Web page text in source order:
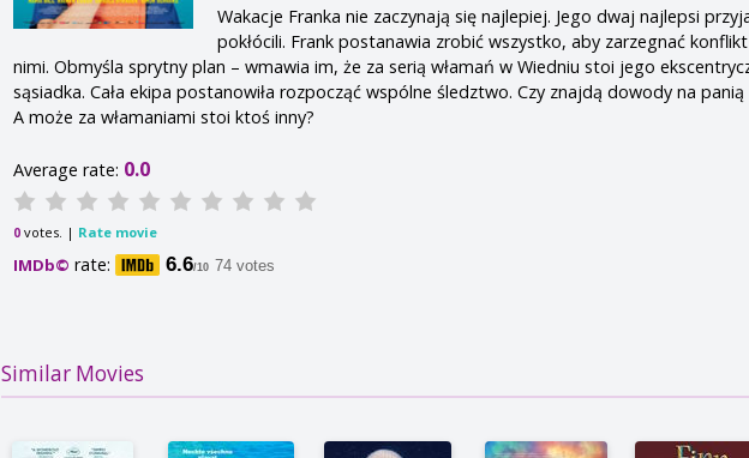
Wakacje Franka nie zaczynają się najlepiej. Jego dwaj najlepsi
pokłócili. Frank postanawia zrobić wszystko, aby zarzegnać
nimi. Obmyśla sprytny plan – wmawia im, że za serią włamań w Wiedniu stoi jego
sąsiadka. Cała ekipa postanowiła rozpocząć wspólne śledztwo. Czy znajdą dowody na panią
A może za włamaniami stoi ktoś inny?
Average rate: 0.0
0votes. | Rate movie
IMDb© rate: 6.6/10 74 votes
Similar Movies